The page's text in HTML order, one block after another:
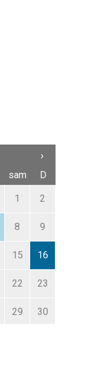
›
sam D
1 2
8 9
15 16
22 23
29 30